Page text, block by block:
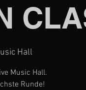
Hall
Music Hall.
Runde!